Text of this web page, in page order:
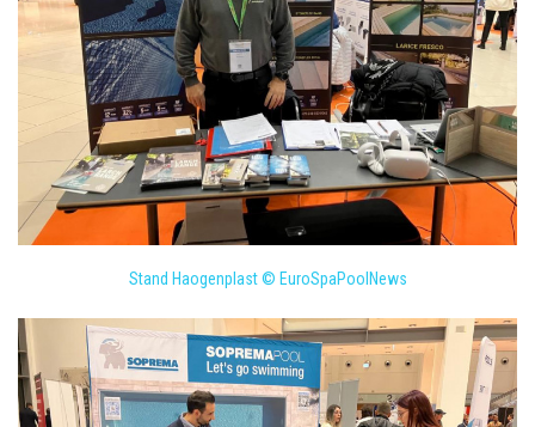
Stand Haogenplast © EuroSpaPoolNews